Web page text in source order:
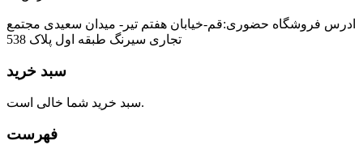
ادرس فروشگاه حضوری:قم-خیابان هفتم تیر- میدان سعیدی مجتمع
تجاری سیرنگ طبقه اول پلاک 538
سبد خرید
سبد خرید شما خالی است.
فهرست